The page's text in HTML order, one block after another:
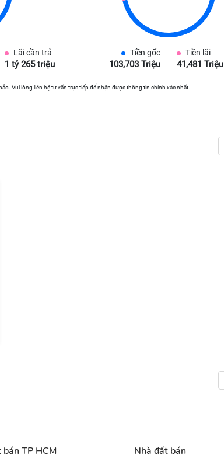
Lãi cần trả
1 tỷ 265 triệu
Tiền gốc
103,703 Triệu
Tiền lãi
41,481 Triệu
Vui lòng liên hệ tư vấn trực tiếp để nhận được thông tin chính xác nhất.
bán TP HCM Nhà đất bán